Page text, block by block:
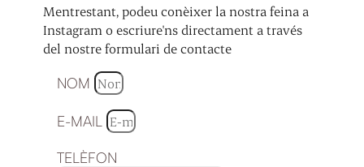
Mentrestant, podeu conèixer la nostra feina a
Instagram o escriure'ns directament a través
del nostre formulari de contacte
NOM
E-MAIL
TELÈFON